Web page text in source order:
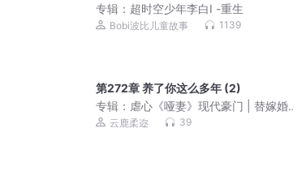
专辑： 超时空少年李白I -重生
Bobi波比儿童故事 1139
第272章 养了你这么多年 (2)
专辑： 虐心《哑妻》现代豪门 | 替嫁婚
姻 | 先婚后爱
云鹿柔迩 39